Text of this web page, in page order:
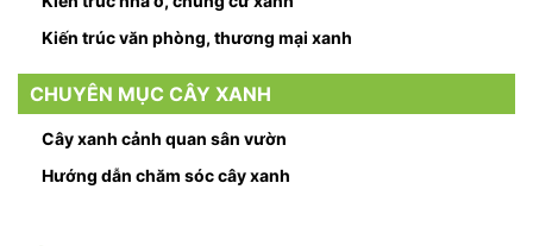
Kiến trúc văn phòng, thương mại xanh
CHUYÊN MỤC CÂY XANH
Cây xanh cảnh quan sân vườn
Hướng dẫn chăm sóc cây xanh